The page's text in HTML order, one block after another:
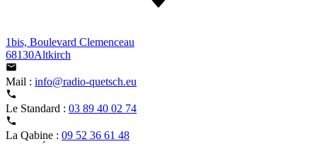
1bis, Boulevard Clemenceau
68130Altkirch
Mail : info@radio-quetsch.eu
Le Standard : 03 89 40 02 74
La Qabine : 09 52 36 61 48